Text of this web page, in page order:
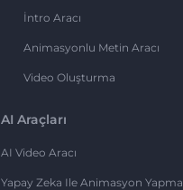
İntro Aracı
Animasyonlu Metin Aracı
Video Oluşturma
AI Araçları
AI Video Aracı
Yapay Zeka Ile Animasyon Yapma